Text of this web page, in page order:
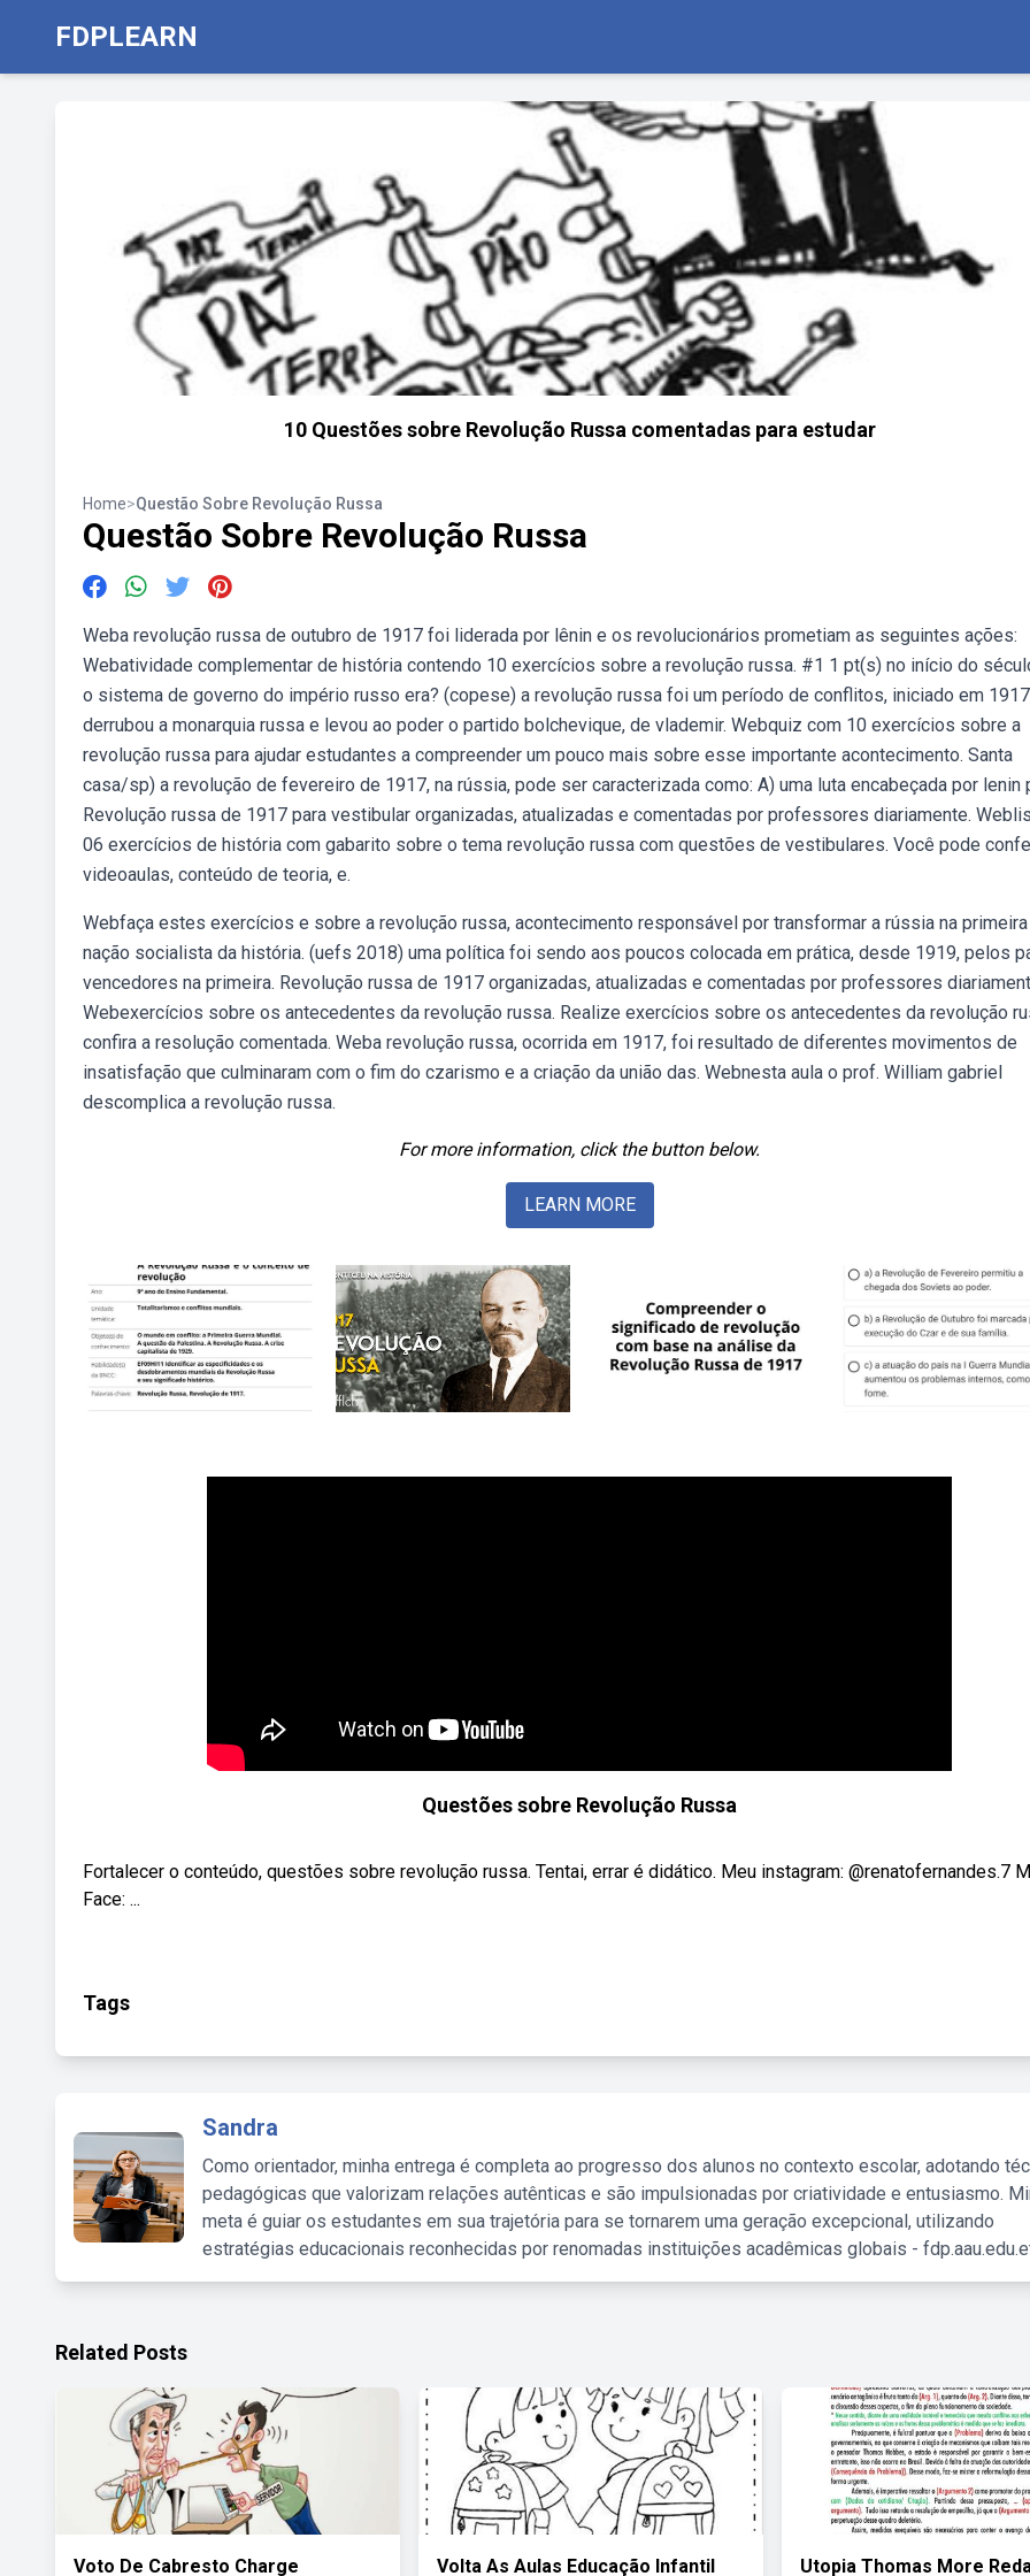
FDPLEARN
10 Questões sobre Revolução Russa comentadas para estudar
Home>Questão Sobre Revolução Russa
Questão Sobre Revolução Russa
Weba revolução russa de outubro de 1917 foi liderada por lênin e os revolucionários prometiam as seguintes ações:
Webatividade complementar de história contendo 10 exercícios sobre a revolução russa. #1 1 pt(s) no início do
o sistema de governo do império russo era? (copese) a revolução russa foi um período de conflitos, iniciado em
derrubou a monarquia russa e levou ao poder o partido bolchevique, de vlademir. Webquiz com 10 exercícios sobre a
revolução russa para ajudar estudantes a compreender um pouco mais sobre esse importante acontecimento. Santa
casa/sp) a revolução de fevereiro de 1917, na rússia, pode ser caracterizada como: A) uma luta encabeçada por lenin
Revolução russa de 1917 para vestibular organizadas, atualizadas e comentadas por professores diariamente.
06 exercícios de história com gabarito sobre o tema revolução russa com questões de vestibulares. Você pode
videoaulas, conteúdo de teoria, e.
Webfaça estes exercícios e sobre a revolução russa, acontecimento responsável por transformar a rússia na primeira
nação socialista da história. (uefs 2018) uma política foi sendo aos poucos colocada em prática, desde 1919, pelos
vencedores na primeira. Revolução russa de 1917 organizadas, atualizadas e comentadas por professores
Webexercícios sobre os antecedentes da revolução russa. Realize exercícios sobre os antecedentes da revolução
confira a resolução comentada. Weba revolução russa, ocorrida em 1917, foi resultado de diferentes movimentos de
insatisfação que culminaram com o fim do czarismo e a criação da união das. Webnesta aula o prof. William gabriel
descomplica a revolução russa.
For more information, click the button below.
LEARN MORE
Questões sobre Revolução Russa
Fortalecer o conteúdo, questões sobre revolução russa. Tentai, errar é didático. Meu instagram: @renatofernandes.7
Face: ...
Tags
Sandra
Como orientador, minha entrega é completa ao progresso dos alunos no contexto escolar, adotando
pedagógicas que valorizam relações autênticas e são impulsionadas por criatividade e entusiasmo.
meta é guiar os estudantes em sua trajetória para se tornarem uma geração excepcional, utilizando
estratégias educacionais reconhecidas por renomadas instituições acadêmicas globais -
Related Posts
Voto De Cabresto Charge Volta As Aulas Educação Infantil Utopia Thomas More